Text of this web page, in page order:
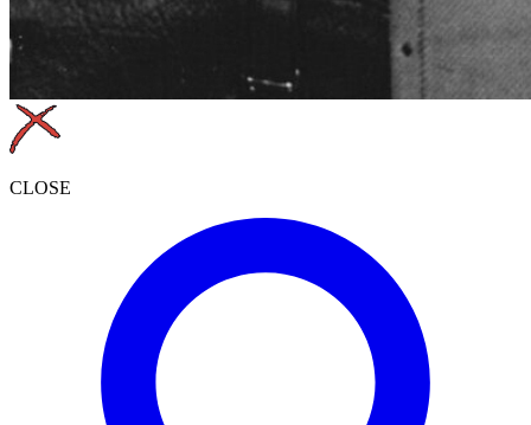
CLOSE